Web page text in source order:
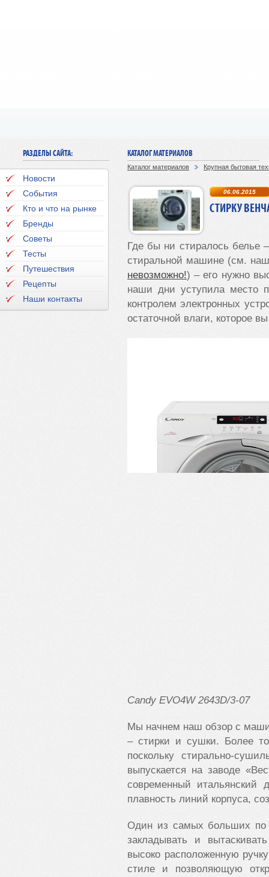
РАЗДЕЛЫ САЙТА:
Новости
События
Кто и что на рынке
Бренды
Советы
Тесты
Путешествия
Рецепты
Наши контакты
КАТАЛОГ МАТЕРИАЛОВ
Каталог материалов Крупная бытовая
06.06.2015
СТИРКУ
Где бы ни стиралось белье
стиральной машине (см.
невозможно!) – его нужно
наши дни уступила место
контролем электронных
остаточной влаги, которое
Candy EVO4W2643D/3-07
Мы начнем наш обзор с
– стирки и сушки. Более
поскольку стирально-
выпускается на заводе
современный итальянский
плавность линий корпуса,
Один из самых больших по
закладывать и
высоко расположенную
стиле и позволяющую